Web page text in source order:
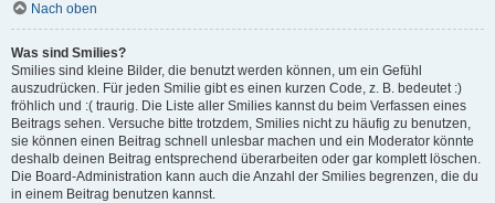
Nach oben
Was sind Smilies?
Smilies sind kleine Bilder, die benutzt werden können, um ein Gefühl
auszudrücken. Für jeden Smilie gibt es einen kurzen Code, z. B. bedeutet :)
fröhlich und :( traurig. Die Liste aller Smilies kannst du beim Verfassen eines
Beitrags sehen. Versuche bitte trotzdem, Smilies nicht zu häufig zu benutzen,
sie können einen Beitrag schnell unlesbar machen und ein Moderator könnte
deshalb deinen Beitrag entsprechend überarbeiten oder gar komplett löschen.
Die Board-Administration kann auch die Anzahl der Smilies begrenzen, die du
in einem Beitrag benutzen kannst.